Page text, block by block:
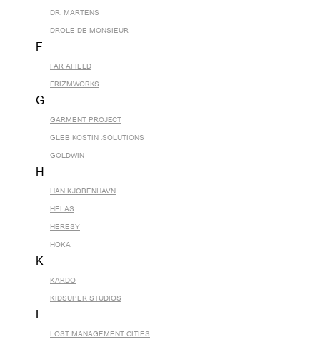
DR. MARTENS
DROLE DE MONSIEUR
F
FAR AFIELD
FRIZMWORKS
G
GARMENT PROJECT
GLEB KOSTIN .SOLUTIONS
GOLDWIN
H
HAN KJOBENHAVN
HELAS
HERESY
HOKA
K
KARDO
KIDSUPER STUDIOS
L
LOST MANAGEMENT CITIES